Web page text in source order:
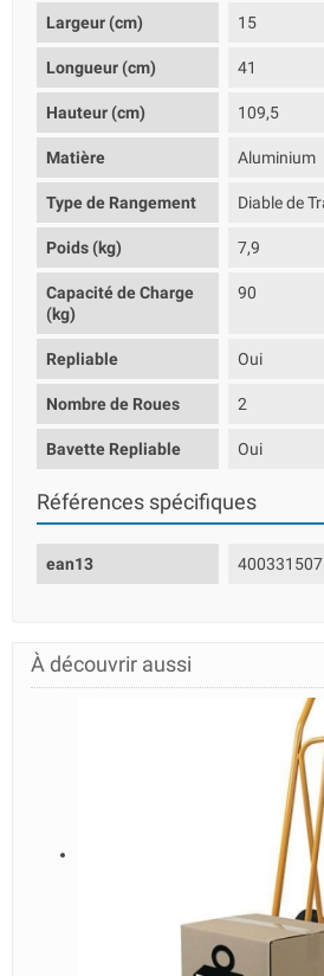
Largeur (cm) 15
Longueur (cm) 41
Hauteur (cm) 109,5
Matière Aluminium
Type de Rangement Diable de
Poids (kg) 7,9
Capacité de Charge
(kg)
90
Repliable Oui
Nombre de Roues 2
Bavette Repliable Oui
Références spécifiques
ean13
À découvrir aussi